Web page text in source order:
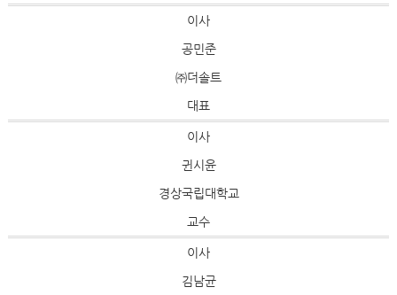
이사
공민준
㈜더솔트
대표
이사
귄시윤
경상국립대학교
교수
이사
김남균